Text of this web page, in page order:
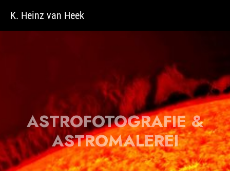
K. Heinz van Heek
ASTROFOTOGRAFIE &
ASTROMALEREI